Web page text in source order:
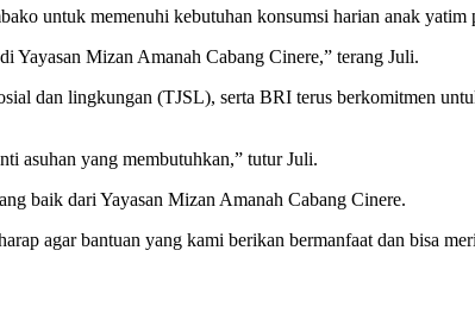
untuk memenuhi kebutuhan konsumsi harian anak yatim
Yayasan Mizan Amanah Cabang Cinere,” terang Juli.
dan lingkungan (TJSL), serta BRI terus berkomitmen
asuhan yang membutuhkan,” tutur Juli.
baik dari Yayasan Mizan Amanah Cabang Cinere.
agar bantuan yang kami berikan bermanfaat dan bisa